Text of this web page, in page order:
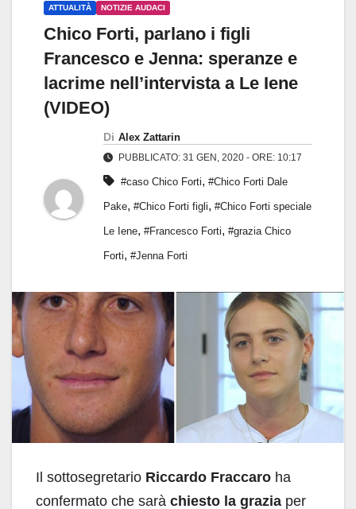
ATTUALITÀ NOTIZIE AUDACI
Chico Forti, parlano i figli
Francesco e Jenna: speranze e
lacrime nell’intervista a Le Iene
(VIDEO)
Di Alex Zattarin
PUBBLICATO: 31 GEN, 2020 - ORE: 10:17
#caso Chico Forti, #Chico Forti Dale
Pake, #Chico Forti figli, #Chico Forti speciale
Le Iene, #Francesco Forti, #grazia Chico
Forti, #Jenna Forti
Il sottosegretario Riccardo Fraccaro ha
confermato che sarà chiesto la grazia per